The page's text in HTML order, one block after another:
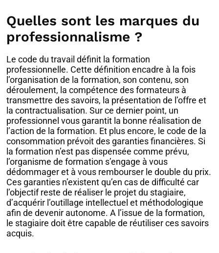
Quelles sont les marques du
professionnalisme ?
Le code du travail définit la formation
professionnelle. Cette définition encadre à la fois
l’organisation de la formation, son contenu, son
déroulement, la compétence des formateurs à
transmettre des savoirs, la présentation de l’offre et
la contractualisation. Sur ce dernier point, un
professionnel vous garantit la bonne réalisation de
l’action de la formation. Et plus encore, le code de la
consommation prévoit des garanties financières. Si
la formation n’est pas dispensée comme prévu,
l’organisme de formation s’engage à vous
dédommager et à vous rembourser le double du prix.
Ces garanties n’existent qu’en cas de difficulté car
l’objectif reste de réaliser le projet du stagiaire,
d’acquérir l’outillage intellectuel et méthodologique
afin de devenir autonome. A l’issue de la formation,
le stagiaire doit être capable de réutiliser ces savoirs
acquis.